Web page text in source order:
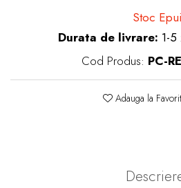
Stoc
Durata de livrare: 1-
Cod Produs: PC-
Adauga la